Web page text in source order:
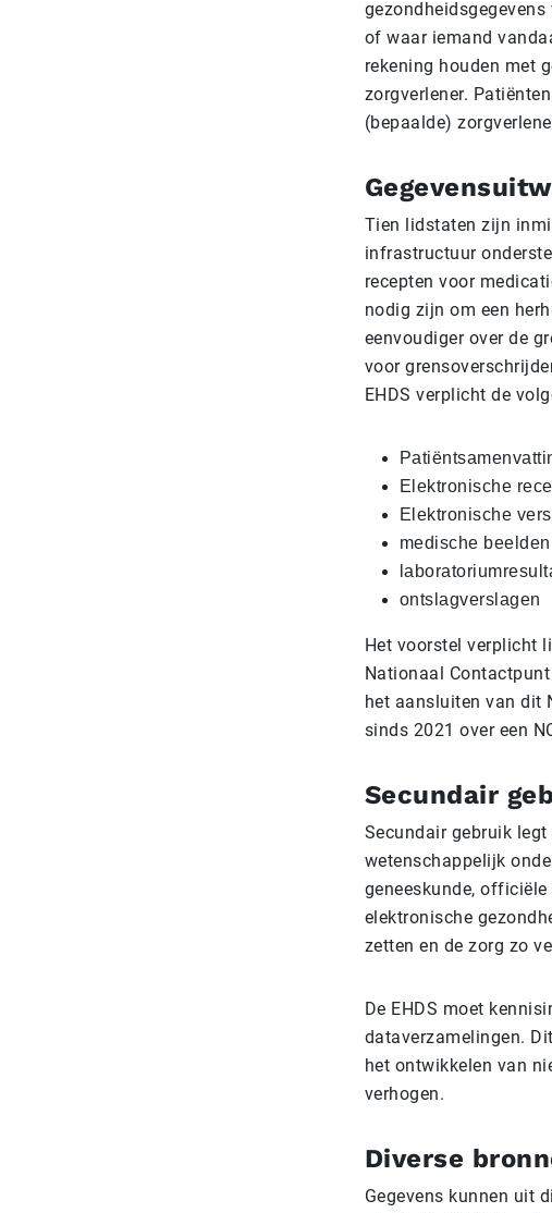
of waar iemand
rekening houden met
zorgverlener.
(bepaalde)
Tien lidstaten zijn
infrastructuur
recepten voor
nodig zijn om een
eenvoudiger over de
voor
EHDS verplicht de
Elektronische
Elektronische
medische
ontslagverslagen
Het voorstel verplicht
Nationaal
het aansluiten van dit
sinds 2021 over een
Secundair
Secundair gebruik
wetenschappelijk
geneeskunde,
elektronische
zetten en de zorg zo
De EHDS moet
dataverzamelingen.
het ontwikkelen van
verhogen.
Diverse
Gegevens kunnen uit